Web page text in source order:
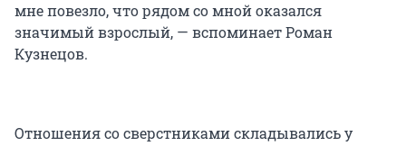
мне повезло, что рядом со мной оказался
значимый взрослый, — вспоминает Роман
Кузнецов.
Отношения со сверстниками складывались у